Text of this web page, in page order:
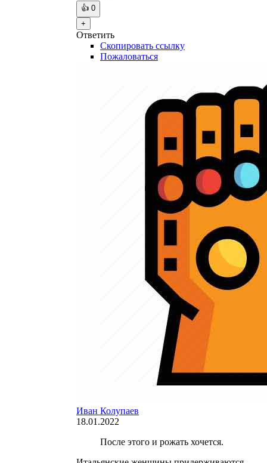
👍 0
+
Ответить
Скопировать ссылку
Пожаловаться
Иван Колупаев
18.01.2022
После этого и рожать хочется.